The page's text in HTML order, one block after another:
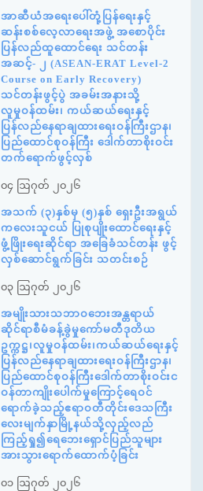
အာဆီယံအရေးပေါ်တုံ့ပြန်ရေးနှင့်
ဆန်းစစ်လေ့လာရေးအဖွဲ့ အစောပိုင်း
ပြန်လည်ထူထောင်ရေး သင်တန်း
အဆင့်- ၂ (ASEAN-ERAT Level-2
Course on Early Recovery)
သင်တန်းဖွင့်ပွဲ အခမ်းအနားသို့
လူမှုဝန်ထမ်း၊ ကယ်ဆယ်ရေးနှင့်
ပြန်လည်နေရာချထားရေးဝန်ကြီးဌာန၊
ပြည်ထောင်စုဝန်ကြီး ဒေါက်တာစိုးဝင်း
တက်ရောက်ဖွင့်လှစ်
၀၄ ဩဂုတ် ၂၀၂၆
အသက် (၃)နှစ်မှ (၅)နှစ် ရှေးဦးအရွယ်
ကလေးသူငယ် ပြုစုပျိုးထောင်ရေးနှင့်
ဖွံ့ဖြိုးရေးဆိုင်ရာ အခြေခံသင်တန်း ဖွင့်
လှစ်ဆောင်ရွက်ခြင်း သတင်းစဉ်
၀၃ ဩဂုတ် ၂၀၂၆
အမျိုးသားသဘာဝဘေးအန္တရာယ်
ဆိုင်ရာစီမံခန့်ခွဲမှုကော်မတီဒုတိယ
ဥက္ကဋ္ဌ၊လူမှုဝန်ထမ်း၊ကယ်ဆယ်ရေးနှင့်
ပြန်လည်နေရာချထားရေးဝန်ကြီးဌာန၊
ပြည်ထောင်စုဝန်ကြီးဒေါက်တာစိုးဝင်းင
ဝန်တာကျိုးပေါက်မှုကြောင့်ရေဝင်
ရောက်ခဲ့သည့်ဧရာဝတီတိုင်းဒေသကြီး
လေးမျက်နှာမြို့နယ်သို့လှည့်လည်
ကြည့်ရှု၍ရေဘေးရှောင်ပြည်သူများ
အားသွားရောက်ထောက်ပံ့ခြင်း
၀၁ ဩဂုတ် ၂၀၂၆